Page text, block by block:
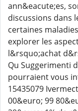
ann&eacute;es,
discussions dans
certaines
explorer les
l&rsquo;achat
Qu Suggerimenti
pourraient vous
15435079
00&euro; 99